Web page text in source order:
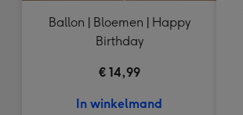
Ballon | Bloemen | Happy
Birthday
€ 14,99
In winkelmand